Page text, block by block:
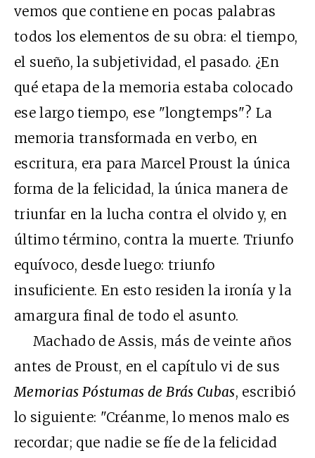
vemos que contiene en pocas palabras
todos los elementos de su obra: el tiempo,
el sueño, la subjetividad, el pasado. ¿En
qué etapa de la memoria estaba colocado
ese largo tiempo, ese "longtemps"? La
memoria transformada en verbo, en
escritura, era para Marcel Proust la única
forma de la felicidad, la única manera de
triunfar en la lucha contra el olvido y, en
último término, contra la muerte. Triunfo
equívoco, desde luego: triunfo
insuficiente. En esto residen la ironía y la
amargura final de todo el asunto.
Machado de Assis, más de veinte años
antes de Proust, en el capítulo vi de sus
Memorias Póstumas de Brás Cubas, escribió
lo siguiente: "Créanme, lo menos malo es
recordar; que nadie se fíe de la felicidad